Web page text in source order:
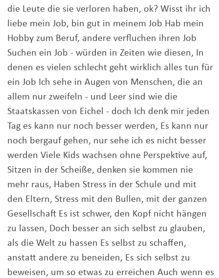
die Leute die sie verloren haben, ok? Wisst ihr ich
liebe mein Job, bin gut in meinem Job Hab mein
Hobby zum Beruf, andere verfluchen ihren Job
Suchen ein Job - würden in Zeiten wie diesen, In
denen es vielen schlecht geht wirklich alles tun für
ein Job Ich sehe in Augen von Menschen, die an
allem nur zweifeln - und Leer sind wie die
Staatskassen von Eichel - doch Ich denk mir jeden
Tag es kann nur noch besser werden, Es kann nur
noch bergauf gehen, nur sehe ich es nicht besser
werden Viele Kids wachsen ohne Perspektive auf,
Sitzen in der Scheiße, denken sie kommen nie
mehr raus, Haben Stress in der Schule und mit
den Eltern, Stress mit den Bullen, mit der ganzen
Gesellschaft Es ist schwer, den Kopf nicht hängen
zu lassen, Doch besser an sich selbst zu glauben,
als die Welt zu hassen Es selbst zu schaffen,
anstatt andere zu beneiden, Es sich selbst zu
beweisen, um so etwas zu erreichen Auch wenn es